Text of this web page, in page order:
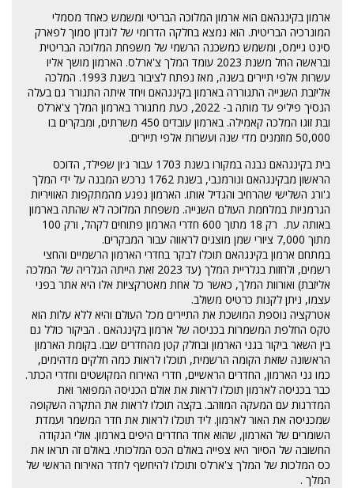
ארמון בקינגהאם הוא ארמון המלוכה הבריטי ומשמש כאחד מסמלי
המונרכיה הבריטית. הוא נמצא בחלקה הדרומי של לונדון סמוך לפארק
סינט גיימס, ומשמש כמשכנה הרשמי של משפחת המלוכה הבריטית
ובראשה החל משנת 2023 עומד המלך צ'ארלס. הארמון מושך אליו
עשרות אלפי תיירים בשנה, מאז נפתח לציבור בשנת 1993. המלכה
אליזבת השנייה התגוררה בארמון בקינגהאם ויחד איתה התגורר גם בעלה
הנסיך פיליפ עד מותה ב- 2022, כעת מתגורר בארמון המלך צ'ארלס
ובת זוגו המלכה קאמילה. בארמון עובדים 450 משרתים, ומבקרים בו
50,000 מוזמנים מדי שנה ועשרות אלפי תיירים.
בית בקינגהאם נבנה במקורו בשנת 1703 עבור ג׳ון שפילד, הדוכס
הראשון מבקינגהאם ונורמנבי, בשנת 1762 נ
רכש המבנה על ידי המלך
ג'ורג השלישי שהרחיב והגדיל אותו. הארמון נפגע מהמתקפות האוויריות
הגרמניות במלחמת העולם השנייה. משפחת המלוכה לא שהתה בארמון
באותה עת. רק 18 מתוך 600 חדרי הארמון פתוחים לקהל, ורק 100
מתוך 7,000 ציורי שמן מוצגים לראווה עבור המבקרים.
במתחם ארמון בקינגהאם תוכלו לבקר בחדרי הארמון הרשמיים והחצי
רשמים, ולחזות בגלריית המלך (עד 2023 זאת הייתה הגלריה של המלכה
אליזבת) ואורוות המלך, כאשר כל אחת מאטרקציות אלו היא אתר בפני
עצמו, ניתן לקנות כרטיס משולב.
אטרקציה נוספת המושכת את התיירים מכל העולם והיא ללא עלות הוא
טקס החלפת המשמרות בכניסה של ארמון בקינגהאם . הביקור כולל גם
בין השאר ביקור בגני הארמון ובחלק קטן מהחדרים שבו. בקומת הארמון
הראשונה שזאת הקומה הרשמית, תוכלו לראות כמה חלקים מדהימים,
כמו גני הארמון, החדרים הראשיים, חדרי האירוח המקושטים וחדרי הכתר.
כבר בכניסה לארמון תוכלו לראות את אולם הכניסה המפואר ואת
המדרגות עם המעקה המוזהב. בקצה תוכלו לראות את התקרה השקופה
שמכניסה את האור לארמון. ליד תוכלו לראות את חדר המשמר ועמדת
השומרים של הארמון, שהוא אחד החדרים היפים בארמון. אולי הנקודה
החשובה של הסיור היא צפייה באולם הכס המלכותי. באולם זה תראו את
כס המלכות של המלך צ'ארלס ותוכלו להיחשף לחדר האירוח הראשי של
המלך .